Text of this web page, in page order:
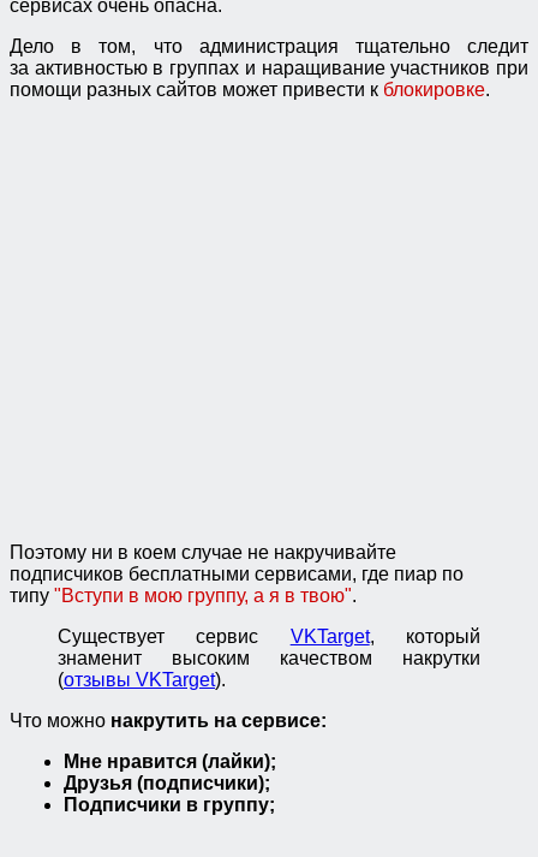
сервисах очень опасна.
Дело в том, что администрация тщательно следит
за активностью в группах и наращивание участников при
помощи разных сайтов может привести к блокировке.
Поэтому ни в коем случае не накручивайте
подписчиков бесплатными сервисами, где пиар по
типу "Вступи в мою группу, а я в твою".
Существует сервис VKTarget, который
знаменит высоким качеством накрутки
(отзывы VKTarget).
Что можно накрутить на сервисе:
Мне нравится (лайки);
Друзья (подписчики);
Подписчики в группу;